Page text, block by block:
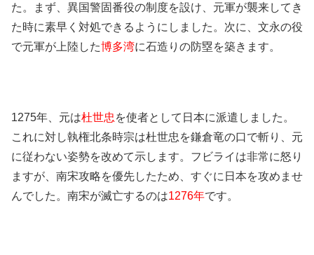
た。まず、異国警固番役の制度を設け、元軍が襲来してき
た時に素早く対処できるようにしました。次に、文永の役
で元軍が上陸した博多湾に石造りの防塁を築きます。
1275年、元は杜世忠 を使者として日本に派遣しました。
これに対し執権北条時宗は杜世忠を鎌倉竜の口で斬り、元
に従わない姿勢を改めて示します。フビライは非常に怒り
ますが、南宋攻略を優先したため、すぐに日本を攻めませ
んでした。南宋が滅亡するのは1276年です。